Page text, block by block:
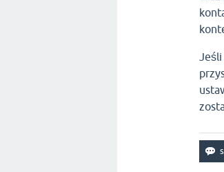
Jeśli